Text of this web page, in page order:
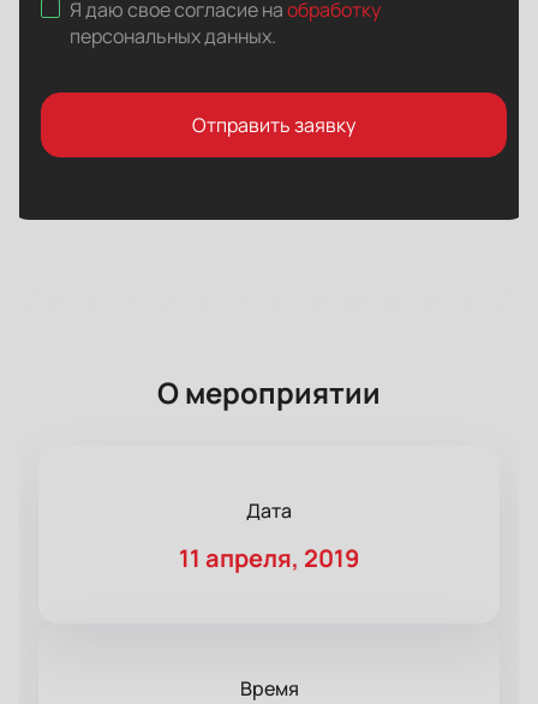
Я даю свое согласие наобработку
персональных данных.
Отправить заявку
О мероприятии
Дата
11 апреля, 2019
Время